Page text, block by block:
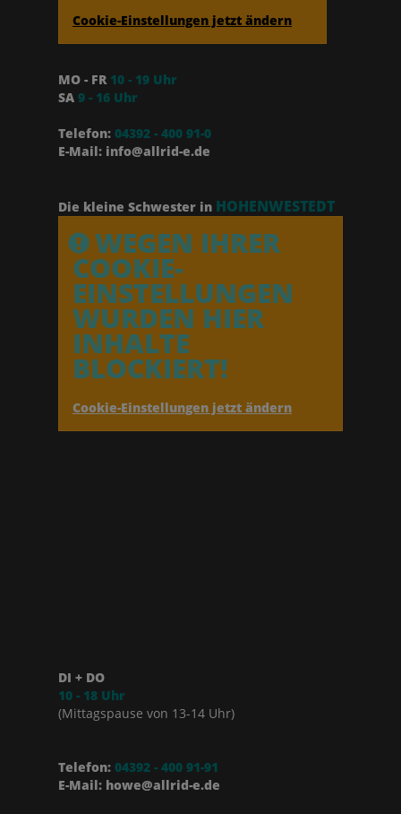
Cookie-Einstellungen jetzt ändern
MO - FR 10 - 19 Uhr
SA 9 - 16 Uhr
Telefon: 04392 - 400 91-0
E-Mail: info@allrid-e.de
Die kleine Schwester in HOHENWESTEDT
WEGEN IHRER
COOKIE-
EINSTELLUNGEN
WURDEN HIER
INHALTE
BLOCKIERT!
Cookie-Einstellungen jetzt ändern
DI + DO
10 - 18 Uhr
(Mittagspause von 13-14 Uhr)
Telefon: 04392 - 400 91-91
E-Mail: howe@allrid-e.de